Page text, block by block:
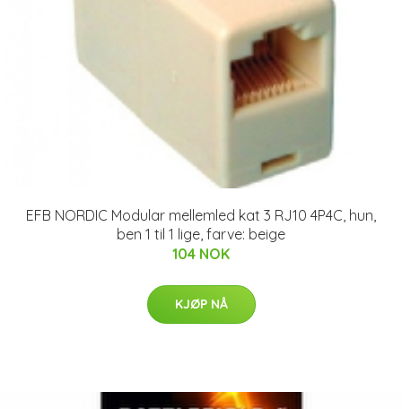
EFB NORDIC Modular mellemled kat 3 RJ10 4P4C, hun,
ben 1 til 1 lige, farve: beige
104 NOK
KJØP NÅ